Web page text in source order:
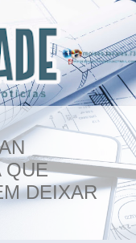
QUE
DEIXAR